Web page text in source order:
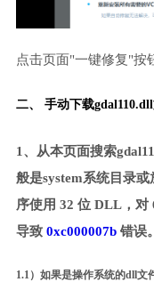
点击页面"一键修复"按
二、 手动下载gdal110.dll
1、从本页面搜索
般是system系统目录
序使用 32 位 DLL，对
导致 0xc000007b错误。
1.1）如果是操作系统的dll文